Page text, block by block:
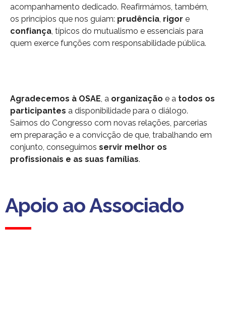
acompanhamento dedicado. Reafirmámos, também,
os princípios que nos guiam: prudência, rigor e
confiança, típicos do mutualismo e essenciais para
quem exerce funções com responsabilidade pública.
Agradecemos à OSAE, a organização e a todos os
participantes a disponibilidade para o diálogo.
Saímos do Congresso com novas relações, parcerias
em preparação e a convicção de que, trabalhando em
conjunto, conseguimos servir melhor os
profissionais e as suas famílias.
Apoio ao Associado
Apoio ao Associado